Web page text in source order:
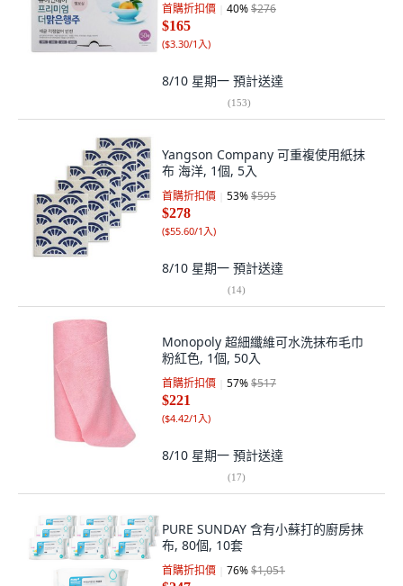
首購折扣價 40%$276
$165
($3.30/1入)
8/10 星期一 預計送達
(153)
Yangson Company 可重複使用紙抹
布 海洋, 1個, 5入
首購折扣價 53%$595
$278
($55.60/1入)
8/10 星期一 預計送達
(14)
Monopoly 超細纖維可水洗抹布毛巾
粉紅色, 1個, 50入
首購折扣價 57%$517
$221
($4.42/1入)
8/10 星期一 預計送達
(17)
PURE SUNDAY 含有小蘇打的廚房抹
布, 80個, 10套
首購折扣價 76%$1,051